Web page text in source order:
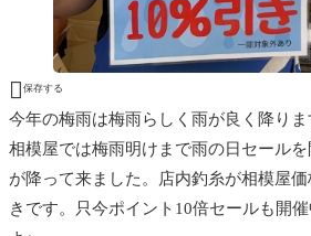
 保存する
今年の梅雨は梅雨らしく雨が良く降りま
相模屋では梅雨明けまで雨の日セール
が降って来ました。店内釣糸が相模屋価
きです。只今ポイント10倍セールも開